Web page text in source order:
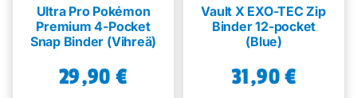
Ultra Pro Pokémon
Premium 4-Pocket
Snap Binder (Vihreä)
29,90 €
Vault X EXO-TEC Zip
Binder 12-pocket
(Blue)
31,90€